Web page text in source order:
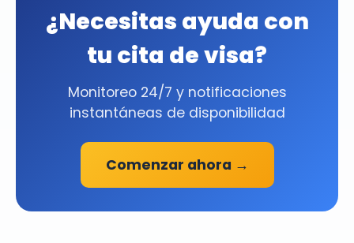
¿Necesitas ayuda con
tu cita de visa?
Monitoreo 24/7 y notificaciones
instantáneas de disponibilidad
Comenzar ahora →